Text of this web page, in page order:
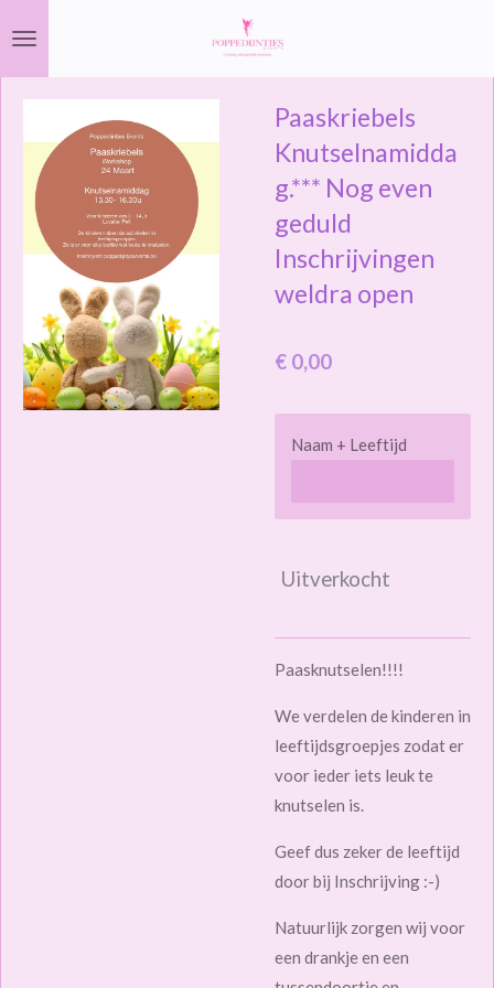
hoofdinhoud
Paaskriebels
Knutselnamidda
g.*** Nog even
geduld
Inschrijvingen
weldra open
€ 0,00
Naam + Leeftijd
Uitverkocht
Paasknutselen!!!!
We verdelen de kinderen in
leeftijdsgroepjes zodat er
voor ieder iets leuk te
knutselen is.
Geef dus zeker de leeftijd
door bij Inschrijving :-)
Natuurlijk zorgen wij voor
een drankje en een